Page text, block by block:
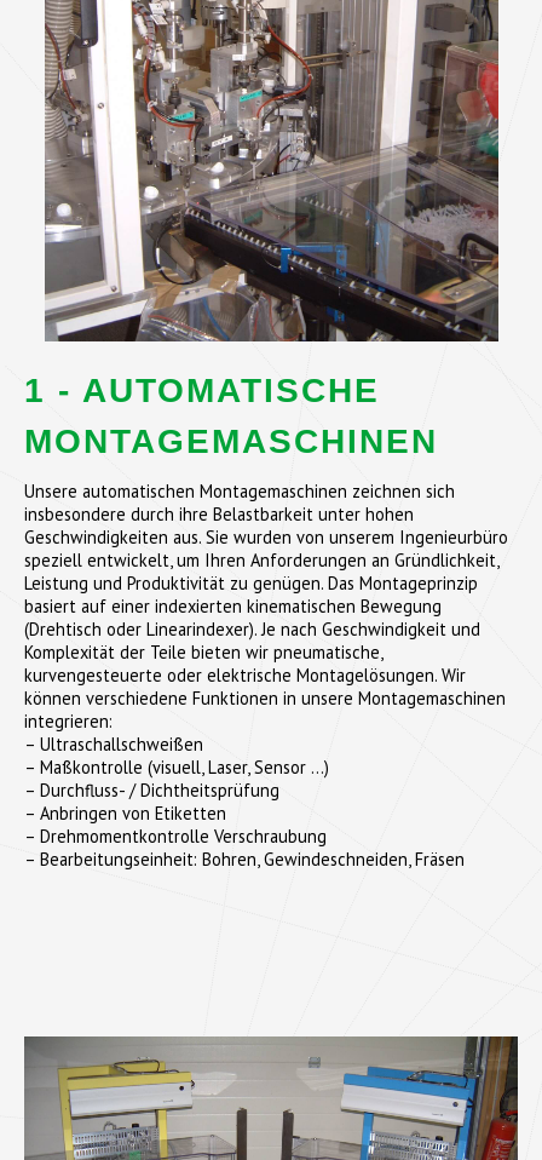
1 - AUTOMATISCHE
MONTAGEMASCHINEN
Unsere automatischen Montagemaschinen zeichnen sich
insbesondere durch ihre Belastbarkeit unter hohen
Geschwindigkeiten aus. Sie wurden von unserem Ingenieurbüro
speziell entwickelt, um Ihren Anforderungen an Gründlichkeit,
Leistung und Produktivität zu genügen. Das Montageprinzip
basiert auf einer indexierten kinematischen Bewegung
(Drehtisch oder Linearindexer). Je nach Geschwindigkeit und
Komplexität der Teile bieten wir pneumatische,
kurvengesteuerte oder elektrische Montagelösungen. Wir
können verschiedene Funktionen in unsere Montagemaschinen
integrieren:
– Ultraschallschweißen
– Maßkontrolle (visuell, Laser, Sensor …)
– Durchfluss- / Dichtheitsprüfung
– Anbringen von Etiketten
– Drehmomentkontrolle Verschraubung
– Bearbeitungseinheit: Bohren, Gewindeschneiden, Fräsen